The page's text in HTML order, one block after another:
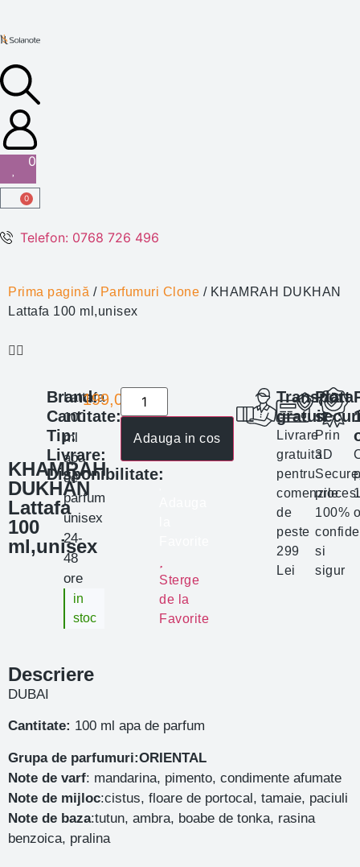
0
0
Telefon: 0768 726 496
Prima pagină / Parfumuri Clone / KHAMRAH DUKHAN
Lattafa 100 ml,unisex
KHAMRAH
DUKHAN
Lattafa
100
ml,unisex
Brand:
Cantitate:
Tip:
Livrare:
Disponibilitate:
Lattafa
100
ml
apa
de
parfum
unisex
24-
48
ore
in
stoc
199,00 lei
Adauga in cos
Sterge
de la
Favorite
Transport
gratuit
Livrare
gratuita
pentru
comenzile
de
peste
299
Lei
Plata
Prin
3D
100%
si
sigur
Descriere
DUBAI
Cantitate: 100 ml apa de parfum
Grupa de parfumuri:ORIENTAL
Note de varf: mandarina, pimento, condimente afumate
Note de mijloc:cistus, floare de portocal, tamaie, paciuli
Note de baza:tutun, ambra, boabe de tonka, rasina
benzoica, pralina